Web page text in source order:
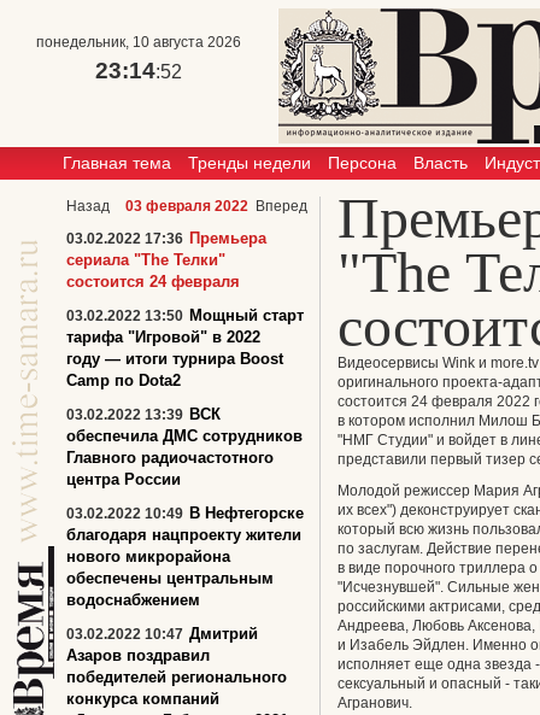
понедельник, 10 августа 2026
23:14:52
Главная тема Тренды недели Персона Власть
"The
Видеосервисы Wink и
оригинального проекта-
состоится 24 февраля 2022
в котором исполнил Милош
"НМГ Студии" и войдет в
представили первый тизер
Молодой режиссер Мария
их всех") деконструирует
который всю жизнь
по заслугам. Действие
в виде порочного триллера
"Исчезнувшей". Сильные
российскими актрисами,
Андреева, Любовь
и Изабель Эйдлен. Именно
исполняет еще одна звезда
сексуальный и опасный -
Агранович.
Назад 03 февраля 2022 Вперед
03.02.2022 17:36 Премьера
сериала "The Телки"
состоится 24 февраля
03.02.2022 13:50 Мощный старт
тарифа "Игровой" в 2022
году — итоги турнира Boost
Camp по Dota2
03.02.2022 13:39 ВСК
обеспечила ДМС сотрудников
Главного радиочастотного
центра России
03.02.2022 10:49 В Нефтегорске
благодаря нацпроекту жители
нового микрорайона
обеспечены центральным
водоснабжением
03.02.2022 10:47 Дмитрий
Азаров поздравил
победителей регионального
конкурса компаний